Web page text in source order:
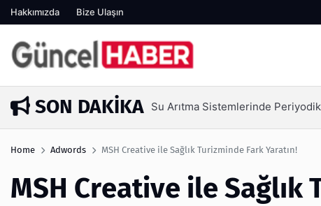
Hakkımızda Bize Ulaşın
SON DAKIKA
6 gün önceSu Arıtma Sistemlerinde Periyodik Bakım
Home Adwords MSH Creative ile Sağlık Turizminde Fark Yaratın!
MSH Creative ile Sağlık